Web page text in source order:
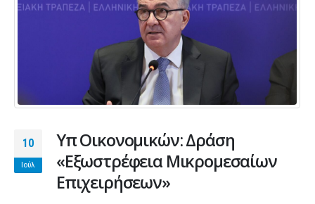
10
Ιούλ
Υπ Οικονομικών: Δράση
«Εξωστρέφεια Μικρομεσαίων
Επιχειρήσεων»